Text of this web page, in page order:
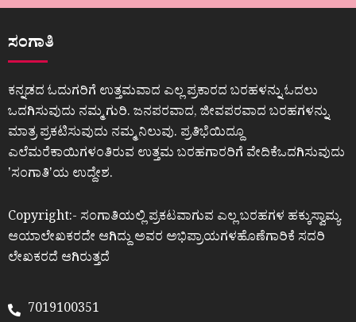
ಸಂಗಾತಿ
ಕನ್ನಡದ ಓದುಗರಿಗೆ ಉತ್ತಮವಾದ ಎಲ್ಲ ಪ್ರಕಾರದ ಬರಹಳನ್ನು ಓದಲು
ಒದಗಿಸುವುದು ನಮ್ಮ ಗುರಿ. ಜನಪರವಾದ, ಜೀವಪರವಾದ ಬರಹಗಳನ್ನು
ಮಾತ್ರ ಪ್ರಕಟಿಸುವುದು ನಮ್ಮ ನಿಲುವು. ಪ್ರತಿಭೆಯಿದ್ದೂ
ಎಲೆಮರೆಕಾಯಿಗಳಂತಿರುವ ಉತ್ತಮ ಬರಹಗಾರರಿಗೆ ವೇದಿಕೆಒದಗಿಸುವುದು
ʼಸಂಗಾತಿʼಯ ಉದ್ದೇಶ.
Copyright:- ಸಂಗಾತಿಯಲ್ಲಿ ಪ್ರಕಟವಾಗುವ ಎಲ್ಲ ಬರಹಗಳ ಹಕ್ಕುಸ್ವಾಮ್ಯ
ಆಯಾಲೇಖಕರದೇ ಆಗಿದ್ದು ಅವರ ಅಭಿಪ್ರಾಯಗಳಹೊಣೆಗಾರಿಕೆ ಸದರಿ
ಲೇಖಕರದೆ ಆಗಿರುತ್ತದೆ
7019100351